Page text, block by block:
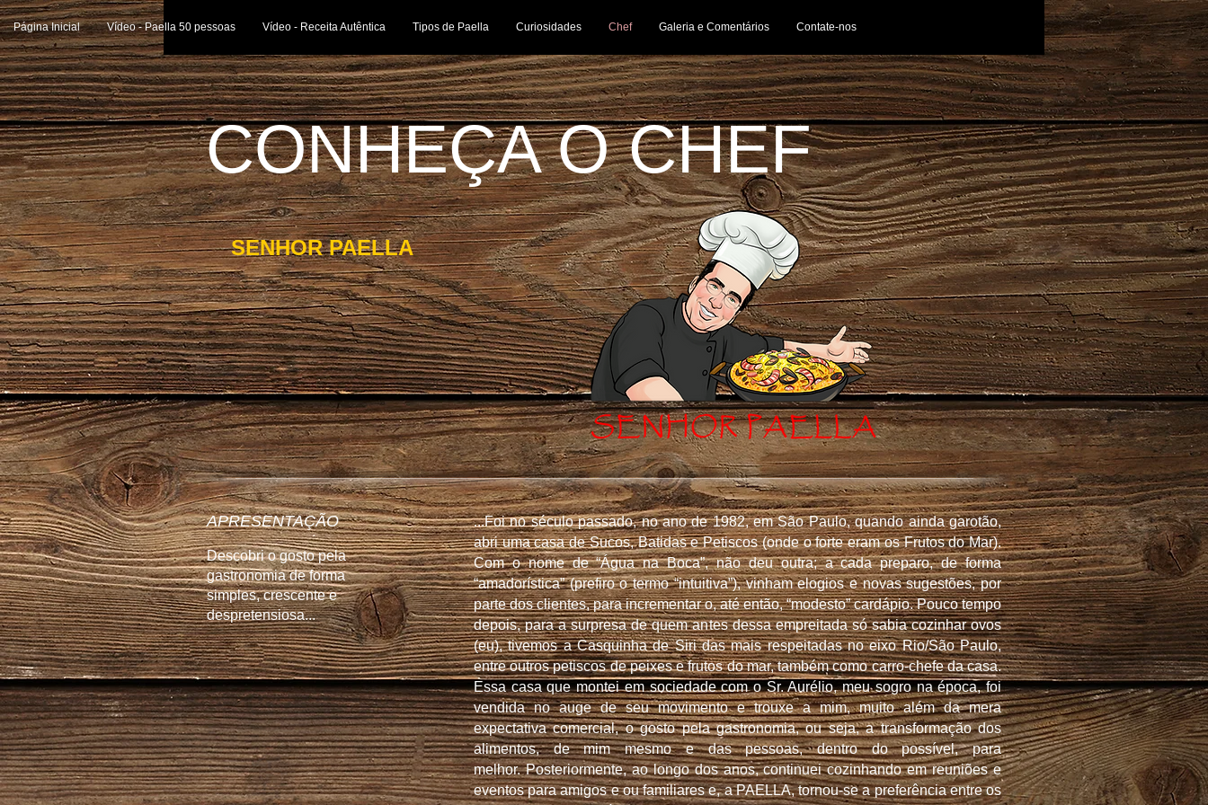
Página Inicial Vídeo - Paella 50 pessoas Vídeo - Receita Autêntica Tipos de Paella Curiosidades Chef Galeria e Comentários Contate-nos
CONHEÇA O CHEF
SENHOR PAELLA
APRESENTAÇÃO
Descobri o gosto pela
gastronomia de forma
simples, crescente e
despretensiosa...
...Foi no século passado, no ano de 1982, em São Paulo, quando ainda garotão,
abri uma casa de Sucos, Batidas e Petiscos (onde o forte eram os Frutos do Mar).
Com o nome de “Água na Boca”, não deu outra; a cada preparo, de forma
“amadorística” (prefiro o termo “intuitiva”), vinham elogios e novas sugestões, por
parte dos clientes, para incrementar o, até então, “modesto” cardápio. Pouco tempo
depois, para a surpresa de quem antes dessa empreitada só sabia cozinhar ovos
(eu), tivemos a Casquinha de Siri das mais respeitadas no eixo Rio/São Paulo,
entre outros petiscos de peixes e frutos do mar, também como carro-chefe da casa.
Essa casa que montei em sociedade com o Sr. Aurélio, meu sogro na época, foi
vendida no auge de seu movimento e trouxe a mim, muito além da mera
expectativa comercial, o gosto pela gastronomia, ou seja, a transformação dos
alimentos, de mim mesmo e das pessoas, dentro do possível, para
melhor.Posteriormente, ao longo dos anos, continuei cozinhando em reuniões e
eventos para amigos e ou familiares e, a PAELLA, tornou-se a preferência entre os